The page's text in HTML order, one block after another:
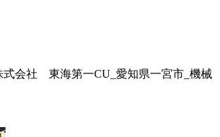
式会社 東海第一CU_愛知県一宮市_機械